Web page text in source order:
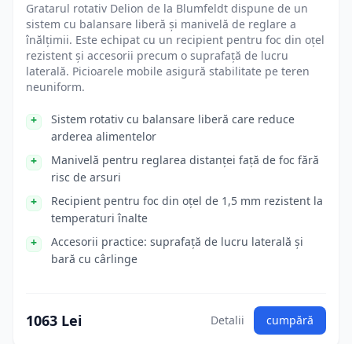
Gratarul rotativ Delion de la Blumfeldt dispune de un
sistem cu balansare liberă și manivelă de reglare a
înălțimii. Este echipat cu un recipient pentru foc din oțel
rezistent și accesorii precum o suprafață de lucru
laterală. Picioarele mobile asigură stabilitate pe teren
neuniform.
Sistem rotativ cu balansare liberă care reduce
arderea alimentelor
Manivelă pentru reglarea distanței față de foc fără
risc de arsuri
Recipient pentru foc din oțel de 1,5 mm rezistent la
temperaturi înalte
Accesorii practice: suprafață de lucru laterală și
bară cu cârlinge
1063 Lei Detalii cumpără